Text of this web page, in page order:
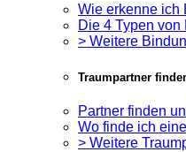
Wie erkenne ich
Die 4 Typen
> Weitere
Traumpartner
Partner finden
Wo finde ich
> Weitere